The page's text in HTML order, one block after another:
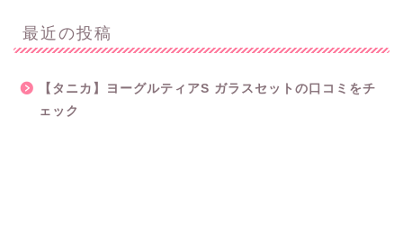
最近の投稿
【タニカ】ヨーグルティアS ガラスセットの口コミをチ
ェック